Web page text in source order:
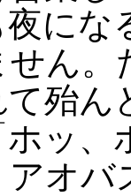
にな
ん
殆ん
ッ、
アオ